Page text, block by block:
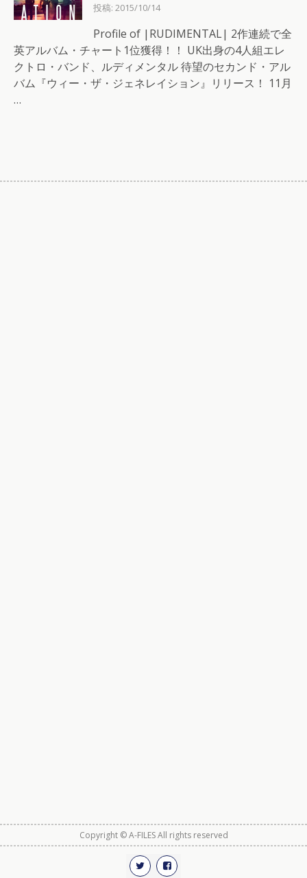
投稿: 2015/10/14
Profile of |RUDIMENTAL| 2作連続で全
英アルバム・チャート1位獲得！！ UK出身の4人組エレ
クトロ・バンド、ルディメンタル 待望のセカンド・アル
バム『ウィー・ザ・ジェネレイション』リリース！ 11月
…
Copyright © A-FILES All rights reserved